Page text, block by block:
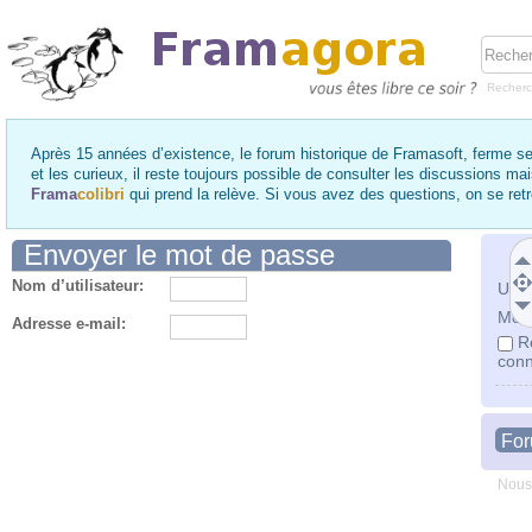
Après 15 années d’existence, le forum historique de Framasoft, ferme
et les curieux, il reste toujours possible de consulter les discussions
Framacolibri qui prend la relève. Si vous avez des questions, on se
Mot
Envoyer le mot de passe
Nom d’utilisateur:
Adresse e-mail: